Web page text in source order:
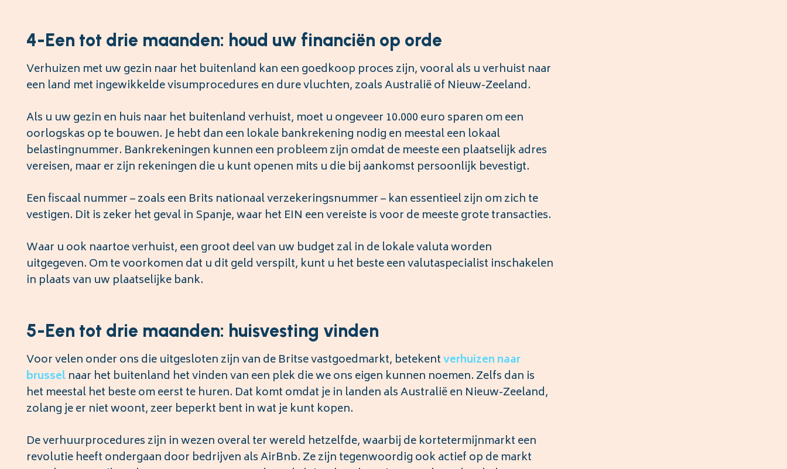
4-Een tot drie maanden: houd uw financiën op orde
Verhuizen met uw gezin naar het buitenland kan een goedkoop proces zijn, vooral als u verhuist naar
een land met ingewikkelde visumprocedures en dure vluchten, zoals Australië of Nieuw-Zeeland.
Als u uw gezin en huis naar het buitenland verhuist, moet u ongeveer 10.000 euro sparen om een
oorlogskas op te bouwen. Je hebt dan een lokale bankrekening nodig en meestal een lokaal
belastingnummer. Bankrekeningen kunnen een probleem zijn omdat de meeste een plaatselijk adres
vereisen, maar er zijn rekeningen die u kunt openen mits u die bij aankomst persoonlijk bevestigt.
Een fiscaal nummer – zoals een Brits nationaal verzekeringsnummer – kan essentieel zijn om zich te
vestigen. Dit is zeker het geval in Spanje, waar het EIN een vereiste is voor de meeste grote transacties.
Waar u ook naartoe verhuist, een groot deel van uw budget zal in de lokale valuta worden
uitgegeven. Om te voorkomen dat u dit geld verspilt, kunt u het beste een valutaspecialist inschakelen
in plaats van uw plaatselijke bank.
5-Een tot drie maanden: huisvesting vinden
Voor velen onder ons die uitgesloten zijn van de Britse vastgoedmarkt, betekentverhuizennaar
brusselnaar het buitenland het vinden van een plek die we ons eigen kunnen noemen. Zelfs dan is
het meestal het beste om eerst te huren. Dat komt omdat je in landen als Australië en Nieuw-Zeeland,
zolang je er niet woont, zeer beperkt bent in wat je kunt kopen.
De verhuurprocedures zijn in wezen overal ter wereld hetzelfde, waarbij de kortetermijnmarkt een
revolutie heeft ondergaan door bedrijven als AirBnb. Ze zijn tegenwoordig ook actief op de markt